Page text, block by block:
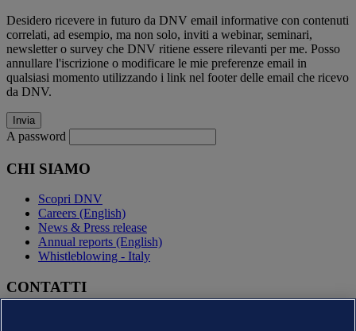
Desidero ricevere in futuro da DNV email informative con contenuti
correlati, ad esempio, ma non solo, inviti a webinar, seminari,
newsletter o survey che DNV ritiene essere rilevanti per me. Posso
annullare l'iscrizione o modificare le mie preferenze email in
qualsiasi momento utilizzando i link nel footer delle email che ricevo
da DNV.
A password
CHI SIAMO
Scopri DNV
Careers (English)
News & Press release
Annual reports (English)
Whistleblowing - Italy
CONTATTI